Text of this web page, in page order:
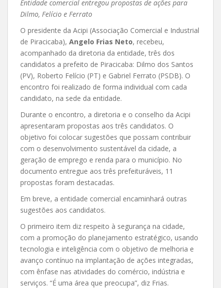
Entidade comercial entregou propostas de ações para
Dilmo, Felício e Ferrato
O presidente da Acipi (Associação Comercial e Industrial
de Piracicaba), Angelo Frias Neto, recebeu,
acompanhado da diretoria da entidade, três dos
candidatos a prefeito de Piracicaba: Dilmo dos Santos
(PV), Roberto Felício (PT) e Gabriel Ferrato (PSDB). O
encontro foi realizado de forma individual com cada
candidato, na sede da entidade.
Durante o encontro, a diretoria e o conselho da Acipi
apresentaram propostas aos três candidatos. O
objetivo foi colocar sugestões que possam contribuir
com o desenvolvimento sustentável da cidade, a
geração de emprego e renda para o município. No
documento entregue aos três prefeituráveis, 11
propostas foram destacadas.
Em breve, a entidade comercial encaminhará outras
sugestões aos candidatos.
O primeiro item diz respeito à segurança na cidade,
com a promoção do planejamento estratégico, usando
tecnologia e inteligência com o objetivo de melhoria e
avanço contínuo na implantação de ações integradas,
com ênfase nas atividades do comércio, indústria e
serviços. “É uma área que preocupa”, diz Frias.